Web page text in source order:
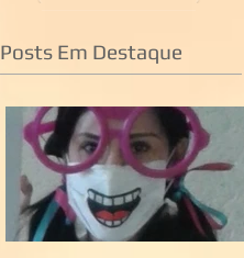
Posts Em Destaque